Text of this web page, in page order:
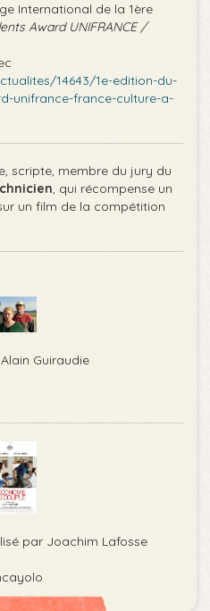
International de la 1ère
Award UNIFRANCE /
14643/1e-edition-du-
unifrance-france-culture-a-
scripte, membre du jury du
, qui récompense un
un film de la compétition
Guiraudie
par Joachim Lafosse